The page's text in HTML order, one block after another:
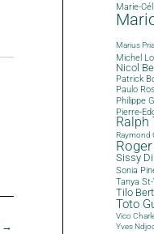
→
Marie-
Marius
Michel
Nicol
Patrick
Paulo
Philippe
Pierre-
Ralph
Raymond
Sissy
Sonia
Tanya
Tilo
Toto
Vico
Yves